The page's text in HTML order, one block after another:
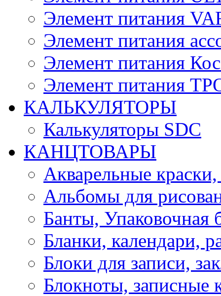
Элемент питания
Элемент питания
Элемент питания
Элемент питания
КАЛЬКУЛЯТОРЫ
Калькуляторы SDC
КАНЦТОВАРЫ
Акварельные
Альбомы для
Банты, Упаковочная
Бланки, календари,
Блоки для записи,
Блокноты, записные